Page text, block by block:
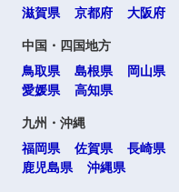
滋賀県
京都府 大阪府
中国・四国地方
鳥取県
島根県 岡山県
愛媛県
高知県
九州・沖縄
福岡県
佐賀県 長崎県
鹿児島県
沖縄県